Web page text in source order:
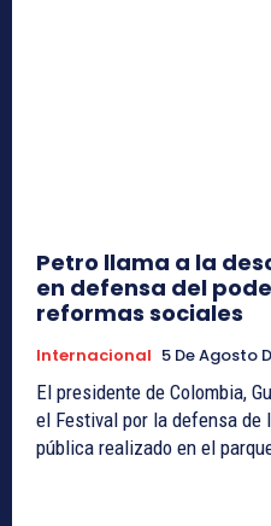
Petro llama a la
en defensa del
reformas sociales
Internacional 5 De Agosto
El presidente de Colombia,
el Festival por la defensa de
pública realizado en el